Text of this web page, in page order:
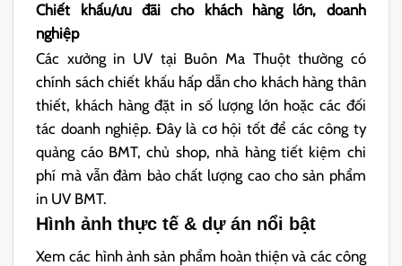
Chiết khấu/ưu đãi cho khách hàng lớn, doanh
nghiệp
Các xưởng in UV tại Buôn Ma Thuột thường có
chính sách chiết khấu hấp dẫn cho khách hàng thân
thiết, khách hàng đặt in số lượng lớn hoặc các đối
tác doanh nghiệp. Đây là cơ hội tốt để các công ty
quảng cáo BMT, chủ shop, nhà hàng tiết kiệm chi
phí mà vẫn đảm bảo chất lượng cao cho sản phẩm
in UV BMT.
Hình ảnh thực tế & dự án nổi bật
Xem các hình ảnh sản phẩm hoàn thiện và các công